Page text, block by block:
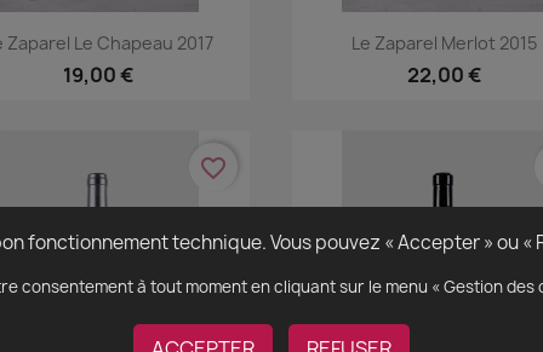
Aperçu rapide
Zaparel Le Chapeau 2017
19,00 €
Aperçu rapide
Le Zaparel Merlot 2015
22,00 €
favorite_border
fonctionnement technique. Vous pouvez « Accepter » ou
consentement à tout moment en cliquant sur le menu « Gestion des